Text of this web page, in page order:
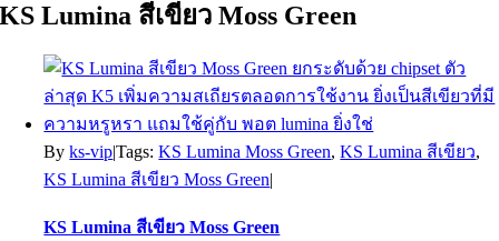
KS Lumina สีเขียว Moss Green
Byks-vip|Tags:KS Lumina Moss Green,KS Lumina สีเขียว,
KS Lumina สีเขียว Moss Green|
KS Lumina สีเขียว Moss Green